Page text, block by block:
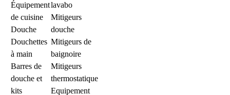
Équipement
de cuisine
Douche
Douchettes
à main
Barres de
douche et
kits
lavabo
Mitigeurs
douche
Mitigeurs de
baignoire
Mitigeurs
thermostatique
Equipement